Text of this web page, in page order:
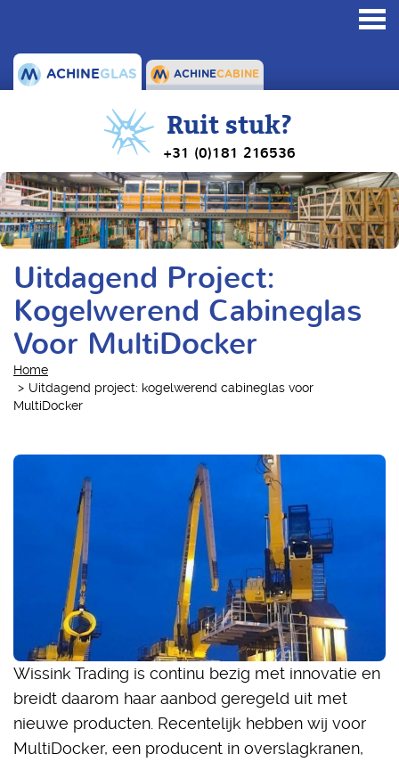
ACHINEGLAS ACHINECABINE
Ruit stuk?
+31 (0)181 216536
Uitdagend Project:
Kogelwerend Cabineglas
Voor MultiDocker
Home
Uitdagend project: kogelwerend cabineglas voor
MultiDocker
Wissink Trading is continu bezig met innovatie en
breidt daarom haar aanbod geregeld uit met
nieuwe producten. Recentelijk hebben wij voor
MultiDocker, een producent in overslagkranen,